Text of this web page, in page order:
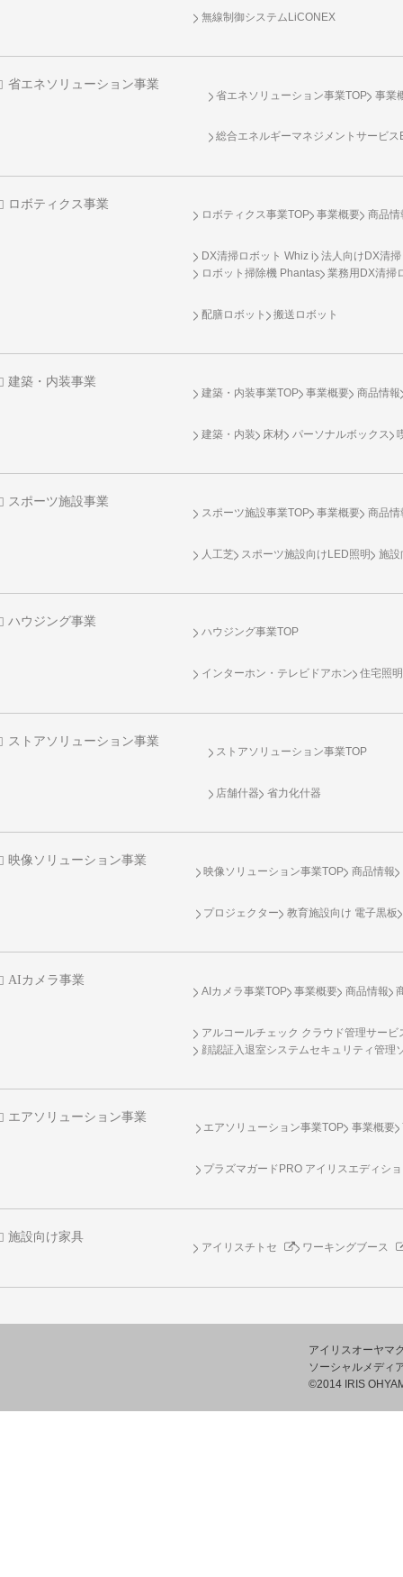
無線制御システムLiCONEX
省エネソリューション事業
省エネソリューション事業TOP 事業
総合エネルギーマネジメントサービ
ロボティクス事業
ロボティクス事業TOP 事業概要 商品情
DX清掃ロボット Whiz i
法人向けDX清
ロボット掃除機 Phantas
業務用DX清掃
配膳ロボット 搬送ロボット
建築・内装事業
建築・内装事業TOP 事業概要 商品情報
建築・内装 床材 パーソナルボックス
スポーツ施設事業
スポーツ施設事業TOP 事業概要 商品情
人工芝 スポーツ施設向けLED照明 施設
ハウジング事業
ハウジング事業TOP
インターホン・テレビドアホン 住宅照明
ストアソリューション事業
ストアソリューション事業TOP
店舗什器 省力化什器
映像ソリューション事業
映像ソリューション事業TOP 商品情報
プロジェクター 教育施設向け 電子黒板
AIカメラ事業
AIカメラ事業TOP 事業概要 商品情報
アルコールチェック クラウド管理サービ
顔認証入退室システムセキュリティ管理
エアソリューション事業
エアソリューション事業TOP 事業概要
プラズマガードPRO アイリスエディシ
施設向け家具
アイリスチトセ ワーキングブース
アイリスオーヤマ
ソーシャルメディ
©2014 IRIS